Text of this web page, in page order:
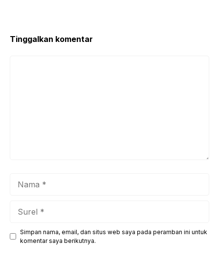
Tinggalkan komentar
Situs
web
Simpan nama, email, dan situs web saya pada peramban ini untuk
komentar saya berikutnya.